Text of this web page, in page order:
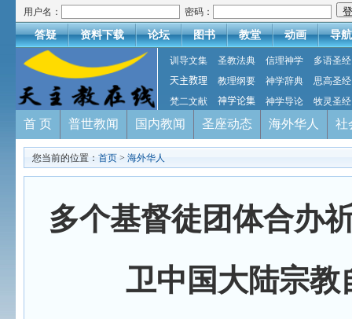
用户名： 密码：
答疑 资料下载 论坛 图书 教堂 动画 导航
训导文集 圣教法典 信理神学
多语圣经
天主教理
教理纲要 神学辞典
思高圣经
梵二文献
神学论集 神学导论 牧灵圣经
首 页 普世教闻 国内教闻 圣座动态 海外华人 社
您当前的位置： 首页 > 海外华人
多个基督徒团体合办
卫中国大陆宗教